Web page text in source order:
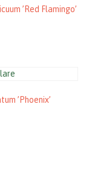
’Red Flamingo’
’Phoenix’